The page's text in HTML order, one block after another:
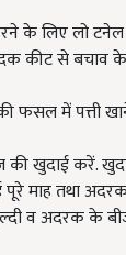
के लिए लो टनेल
कीट से बचाव के
की फसल में पत्ती
खुदाई करें.
पूरे माह तथा
व अदरक के